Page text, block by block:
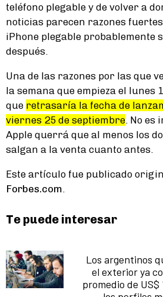
teléfono plegable y de volver a
noticias parecen razones
iPhone plegable probablemente
después.
Una de las razones por las que
la semana que empieza el lunes
que retrasaría la fecha de
viernes 25 de septiembre . No
Apple querrá que al menos los
salgan a la venta cuanto antes.
Este artículo fue publicado
Forbes.com
Te puede interesar
Los argentinos
el exterior ya
promedio de US$